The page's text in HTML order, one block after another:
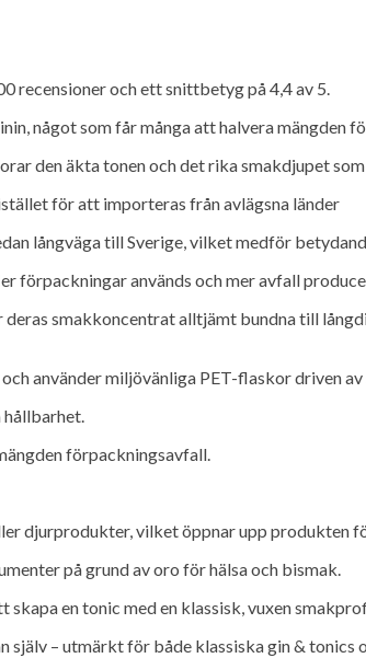
recensioner och ett snittbetyg på 4,4 av 5.
något som får många att halvera mängden
den äkta tonen och det rika smakdjupet
för att importeras från avlägsna länder
långväga till Sverige, vilket medför
förpackningar används och mer avfall
smakkoncentrat alltjämt bundna till
använder miljövänliga PET-flaskor driven
förpackningsavfall.
djurprodukter, vilket öppnar upp produkten
på grund av oro för hälsa och bismak.
en tonic med en klassisk, vuxen
– utmärkt för både klassiska gin & tonics